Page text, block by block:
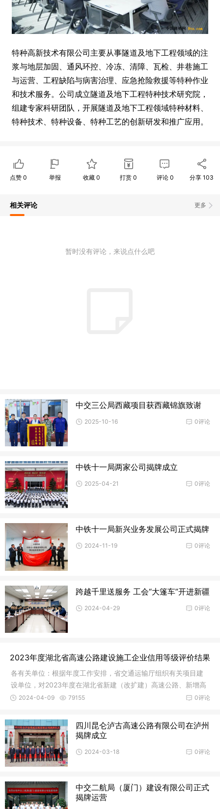
特种高新技术有限公司主要从事隧道及地下工程领域的注
浆与地层加固、通风环控、冷冻、清障、瓦检、井巷施工
与运营、工程缺陷与病害治理、应急抢险救援等特种作业
和技术服务。公司成立隧道及地下工程特种技术研究院，
组建专家科研团队，开展隧道及地下工程领域特种材料、
特种技术、特种设备、特种工艺的创新研发和推广应用。
点赞 0 举报 收藏0 打赏 0 评论 0 分享103
更多
相关评论
暂时没有评论，来说点什么吧
中交三公局西藏项目获西藏锦旗致谢
0评论
2025-10-16
中铁十一局两家公司揭牌成立
0评论
2025-04-21
中铁十一局新兴业务发展公司正式揭牌
0评论
2024-11-19
跨越千里送服务 工会“大篷车”开进新疆
0评论
2024-04-29
2023年度湖北省高速公路建设施工企业信用等级评价结果
各有关单位：根据年度工作安排，省交通运输厅组织有关项目建
设单位，对2023年度在湖北省新建（改扩建）高速公路、新增高
速公路互
0评论
2024-04-09 79155
四川昆仑泸古高速公路有限公司在泸州
揭牌成立
0评论
2024-03-18
中交二航局（厦门）建设有限公司正式
揭牌运营